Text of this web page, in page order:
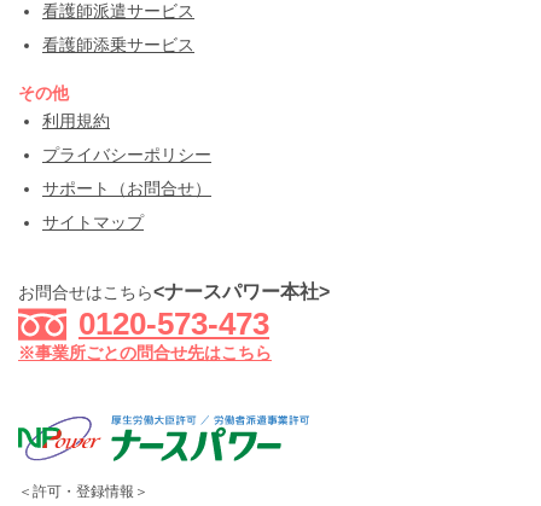
看護師派遣サービス
看護師添乗サービス
その他
利用規約
プライバシーポリシー
サポート（お問合せ）
サイトマップ
お問合せはこちら<ナースパワー本社>
0120-573-473
※事業所ごとの問合せ先はこちら
＜許可・登録情報＞